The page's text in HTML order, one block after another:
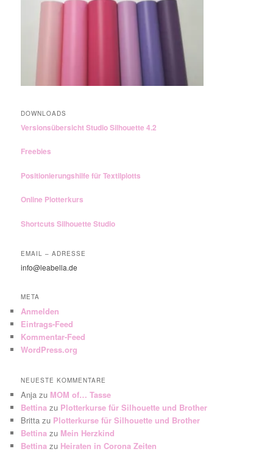
DOWNLOADS
Versionsübersicht Studio Silhouette 4.2
Freebies
Positionierungshilfe für Textilplotts
Online Plotterkurs
Shortcuts Silhouette Studio
EMAIL – ADRESSE
info@leabella.de
META
Anmelden
Eintrags-Feed
Kommentar-Feed
WordPress.org
NEUESTE KOMMENTARE
Anja zu MOM of… Tasse
Bettina zu Plotterkurse für Silhouette und Brother
Britta zu Plotterkurse für Silhouette und Brother
Bettina zu Mein Herzkind
Bettina zu Heiraten in Corona Zeiten